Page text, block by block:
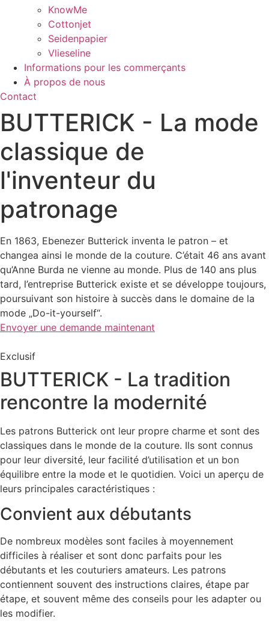
KnowMe
Cottonjet
Seidenpapier
Vlieseline
Informations pour les commerçants
À propos de nous
Contact
BUTTERICK - La mode
classique de
l'inventeur du
patronage
En 1863, Ebenezer Butterick inventa le patron – et
changea ainsi le monde de la couture. C’était 46 ans avant
qu’Anne Burda ne vienne au monde. Plus de 140 ans plus
tard, l’entreprise Butterick existe et se développe toujours,
poursuivant son histoire à succès dans le domaine de la
mode „Do-it-yourself“.
Envoyer une demande maintenant
Exclusif
BUTTERICK - La tradition
rencontre la modernité
Les patrons Butterick ont leur propre charme et sont des
classiques dans le monde de la couture. Ils sont connus
pour leur diversité, leur facilité d’utilisation et un bon
équilibre entre la mode et le quotidien. Voici un aperçu de
leurs principales caractéristiques :
Convient aux débutants
De nombreux modèles sont faciles à moyennement
difficiles à réaliser et sont donc parfaits pour les
débutants et les couturiers amateurs. Les patrons
contiennent souvent des instructions claires, étape par
étape, et souvent même des conseils pour les adapter ou
les modifier.